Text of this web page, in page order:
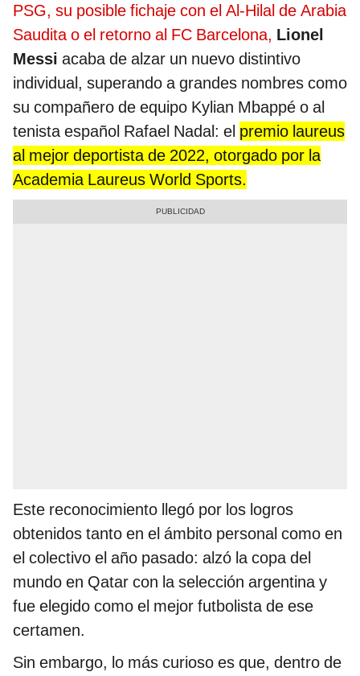
PSG, su posible fichaje con el Al-Hilal de Arabia
Saudita o el retorno al FC Barcelona, Lionel
Messi acaba de alzar un nuevo distintivo
individual, superando a grandes nombres como
su compañero de equipo Kylian Mbappé o al
tenista español Rafael Nadal: el premio laureus
al mejor deportista de 2022, otorgado por la
Academia Laureus World Sports.
Este reconocimiento llegó por los logros
obtenidos tanto en el ámbito personal como en
el colectivo el año pasado: alzó la copa del
mundo en Qatar con la selección argentina y
fue elegido como el mejor futbolista de ese
certamen.
Sin embargo, lo más curioso es que, dentro de